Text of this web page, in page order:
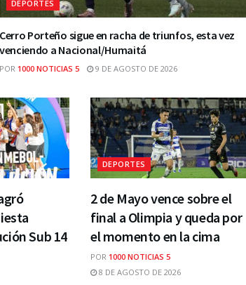
DEPORTES
Cerro Porteño sigue en racha de triunfos, esta vez
venciendo a Nacional/Humaitá
POR 1000 NOTICIAS 5 9 DE AGOSTO DE 2026
Sub 14
DEPORTES
2 de Mayo vence sobre el
final a Olimpia y queda por
el momento en la cima
POR 1000 NOTICIAS 5
8 DE AGOSTO DE 2026